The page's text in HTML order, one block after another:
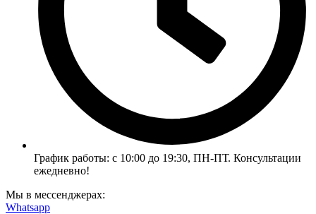
График работы: с 10:00 до 19:30, ПН-ПТ. Консультации
ежедневно!
Мы в мессенджерах:
Whatsapp